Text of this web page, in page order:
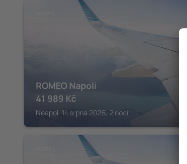
ROMEO Napoli
41 989 Kč
Neapol, 14 srpna 2026, 2 noci